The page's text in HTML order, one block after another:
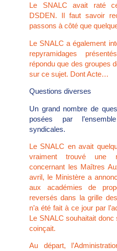
Le SNALC avait raté
DSDEN. Il faut savoir
passons à côté que
Le SNALC a également
repyramidages
répondu que des groupes
sur ce sujet. Dont Acte…
Questions diverses
Un grand nombre de
posées par
syndicales.
Le SNALC en avait
vraiment trouvé une
concernant les Maîtres
avril, le Ministère a
aux académies de
reversés dans la grille
n’a été fait à ce jour par
Le SNALC souhaitait
coinçait.
Au départ,